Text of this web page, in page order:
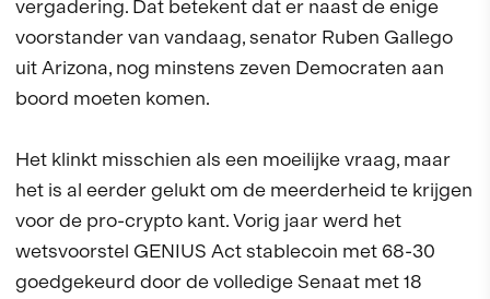
vergadering. Dat betekent dat er naast de enige
voorstander van vandaag, senator Ruben Gallego
uit Arizona, nog minstens zeven Democraten aan
boord moeten komen.
Het klinkt misschien als een moeilijke vraag, maar
het is al eerder gelukt om de meerderheid te krijgen
voor de pro-crypto kant. Vorig jaar werd het
wetsvoorstel GENIUS Act stablecoin met 68-30
goedgekeurd door de volledige Senaat met 18